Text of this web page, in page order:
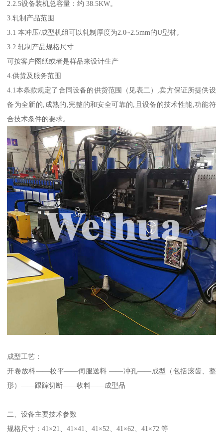
2.2.5设备装机总容量：约 38.5KW。
3.轧制产品范围
3.1 本冲压/成型机组可以轧制厚度为2.0~2.5mm的U型材。
3.2 轧制产品规格尺寸
可按客户图纸或者是样品来设计生产
4.供货及服务范围
4.1本条款规定了合同设备的供货范围（见表二）,卖方保证所提供设
备为全新的,成熟的,完整的和安全可靠的,且设备的技术性能,功能符
合技术条件的要求。
成型工艺：
开卷放料——校平——伺服送料 ——冲孔——成型（包括滚齿、整
形）——跟踪切断——收料——成型品
二、设备主要技术参数
规格尺寸：41×21、41×41、41×52、41×62、41×72 等